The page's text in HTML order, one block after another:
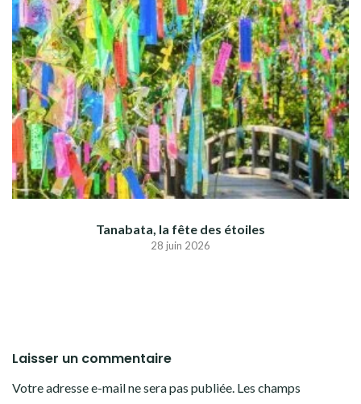
Tanabata, la fête des étoiles
28 juin 2026
Laisser un commentaire
Votre adresse e-mail ne sera pas publiée. Les champs